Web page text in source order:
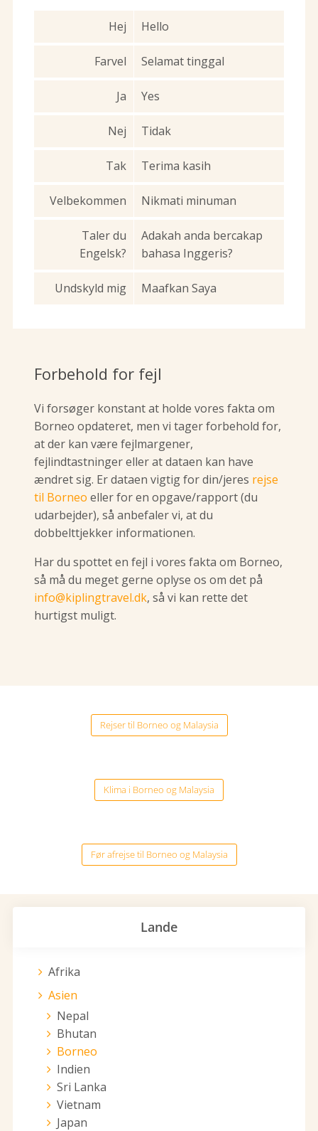
Hej Hello
Farvel Selamat tinggal
Ja Yes
Nej Tidak
Tak Terima kasih
Velbekommen Nikmati minuman
Taler du
Engelsk?
Adakah anda bercakap
bahasa Inggeris?
Undskyld mig Maafkan Saya
Forbehold for fejl
Vi forsøger konstant at holde vores fakta om
Borneo opdateret, men vi tager forbehold for,
at der kan være fejlmargener,
fejlindtastninger eller at dataen kan have
ændret sig. Er dataen vigtig for din/jeres rejse
til Borneo eller for en opgave/rapport (du
udarbejder), så anbefaler vi, at du
dobbelttjekker informationen.
Har du spottet en fejl i vores fakta om Borneo,
så må du meget gerne oplyse os om det på
info@kiplingtravel.dk, så vi kan rette det
hurtigst muligt.
Rejser til Borneo og Malaysia
Klima i Borneo og Malaysia
Før afrejse til Borneo og Malaysia
Lande
Afrika
Asien
Nepal
Bhutan
Borneo
Indien
Sri Lanka
Vietnam
Japan